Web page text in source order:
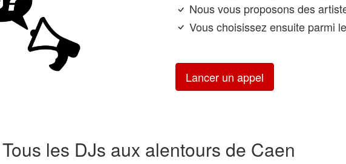
Nous vous proposons des
Vous choisissez ensuite parmi
Lancer un appel
Tous les DJs aux alentours de Caen